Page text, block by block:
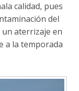
calidad, pues
del
aterrizaje en
a la temporada